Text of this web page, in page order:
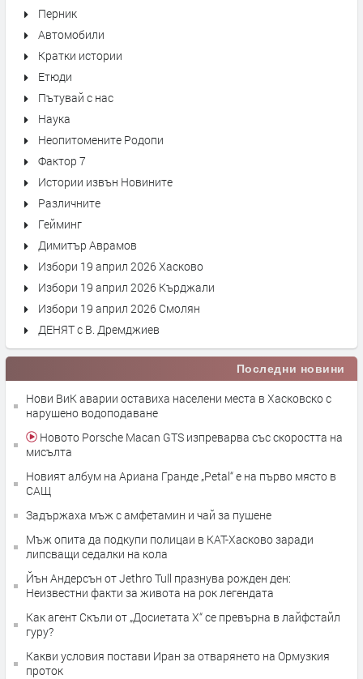
Перник
Автомобили
Кратки истории
Етюди
Пътувай с нас
Наука
Неопитомените Родопи
Фактор 7
Истории извън Новините
Различните
Гейминг
Димитър Аврамов
Избори 19 април 2026 Хасково
Избори 19 април 2026 Кърджали
Избори 19 април 2026 Смолян
ДЕНЯТ с В. Дремджиев
Последни новини
Нови ВиК аварии оставиха населени места в Хасковско с
нарушено водоподаване
мисълта
Новият албум на Ариана Гранде „Petal“ e на първо място в
САЩ
Задържаха мъж с амфетамин и чай за пушене
Мъж опита да подкупи полицаи в КАТ-Хасково заради
липсващи седалки на кола
Йън Андерсън от Jethro Tull празнува рожден ден:
Неизвестни факти за живота на рок легендата
Как агент Скъли от „Досиетата X“ се превърна в лайфстайл
гуру?
Какви условия постави Иран за отварянето на Ормузкия
проток